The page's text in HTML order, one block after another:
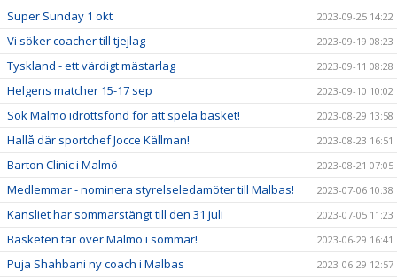
Super Sunday 1 okt 2023-09-25 14:22
Vi söker coacher till tjejlag 2023-09-19 08:23
Tyskland - ett värdigt mästarlag 2023-09-11 08:28
Helgens matcher 15-17 sep 2023-09-10 10:02
Sök Malmö idrottsfond för att spela basket! 2023-08-29 13:58
Hallå där sportchef Jocce Källman! 2023-08-23 16:51
Barton Clinic i Malmö 2023-08-21 07:05
Medlemmar - nominera styrelseledamöter till Malbas! 2023-07-06 10:38
Kansliet har sommarstängt till den 31 juli 2023-07-05 11:23
Basketen tar över Malmö i sommar! 2023-06-29 16:41
Puja Shahbani ny coach i Malbas 2023-06-29 12:57